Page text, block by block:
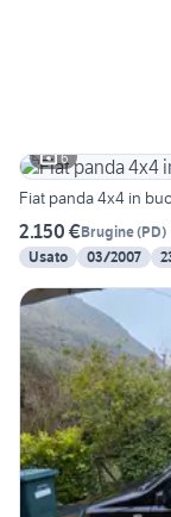
6
Fiat panda 4x4 in
2.150 €Brugine(PD)
Usato
03/2007